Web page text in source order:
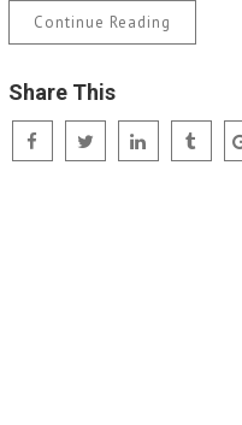
Continue Reading
Share This